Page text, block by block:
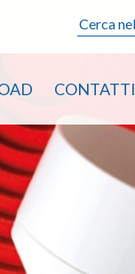
CONTATTI